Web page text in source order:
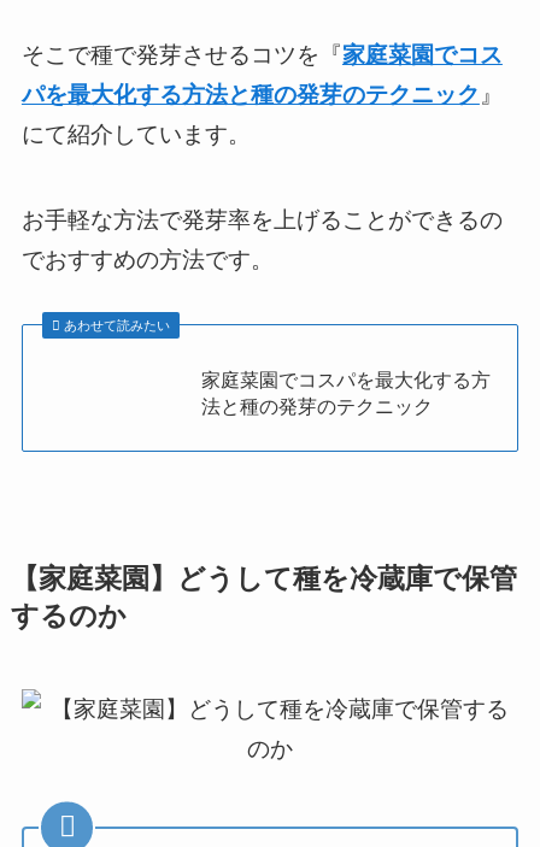
そこで種で発芽させるコツを『家庭菜園でコス
パを最大化する方法と種の発芽のテクニック 』
にて紹介しています。
お手軽な方法で発芽率を上げることができるの
でおすすめの方法です。
あわせて読みたい
家庭菜園でコスパを最大化する方
法と種の発芽のテクニック
【家庭菜園】どうして種を冷蔵庫で保管
するのか